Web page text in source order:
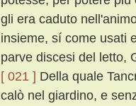
gli era caduto
insieme, sí come usati
parve discesi del letto,
[ 021 ] Della quale
calò nel giardino, e